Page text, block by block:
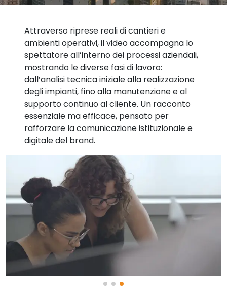
Attraverso riprese reali di cantieri e
ambienti operativi, il video accompagna lo
spettatore all’interno dei processi aziendali,
mostrando le diverse fasi di lavoro:
dall’analisi tecnica iniziale alla realizzazione
degli impianti, fino alla manutenzione e al
supporto continuo al cliente. Un racconto
essenziale ma efficace, pensato per
rafforzare la comunicazione istituzionale e
digitale del brand.